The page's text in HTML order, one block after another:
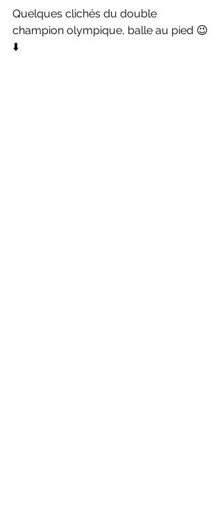
Quelques clichés du double
champion olympique, balle au pied 😉
⬇️